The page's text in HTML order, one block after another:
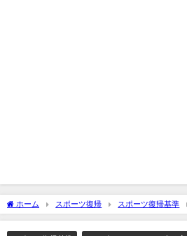
ホーム スポーツ復帰 スポーツ復帰基準
｜肩の後ろが痛い・しびれる